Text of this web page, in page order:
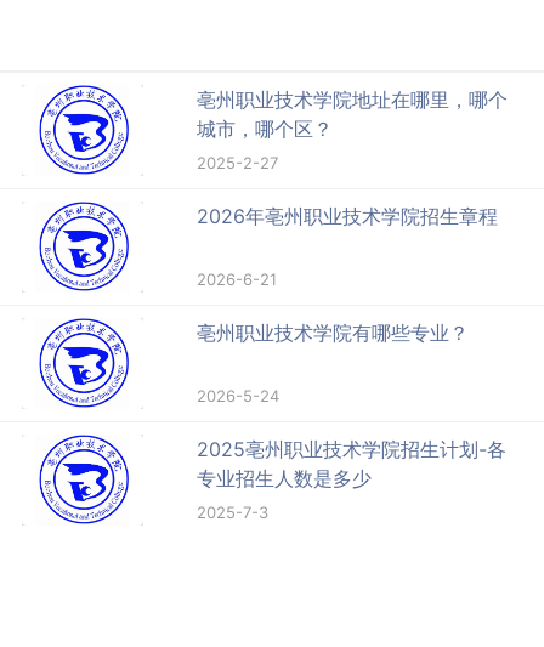
亳州职业技术学院地址在哪里，哪个
城市，哪个区？
2025-2-27
2026年亳州职业技术学院招生章程
2026-6-21
亳州职业技术学院有哪些专业？
2026-5-24
2025亳州职业技术学院招生计划-各
专业招生人数是多少
2025-7-3